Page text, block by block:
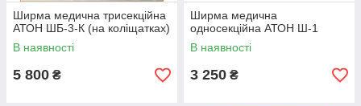
Ширма медична трисекційна
АТОН ШБ-3-К (на коліщатках)
В наявності
5 800 ₴
Ширма медична
односекційна АТОН Ш-1
В наявності
3 250 ₴